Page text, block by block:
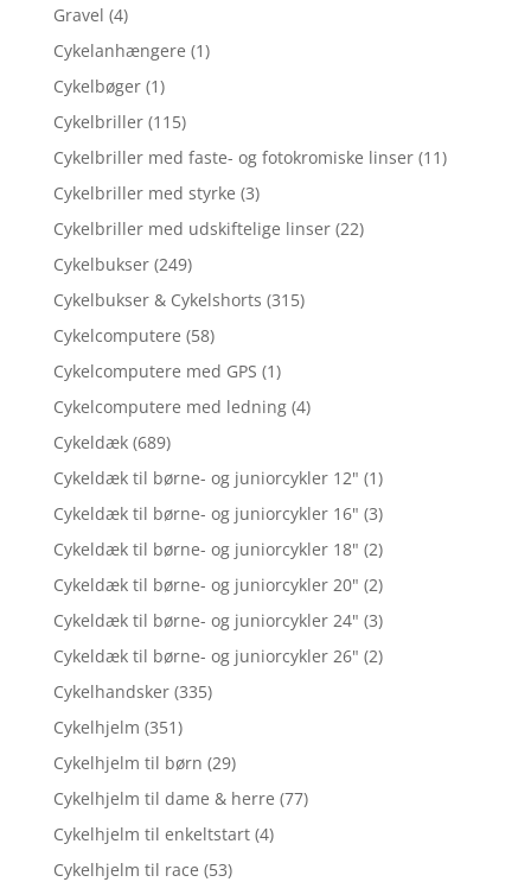
Gravel (4)
Cykelanhængere (1)
Cykelbøger (1)
Cykelbriller (115)
Cykelbriller med faste- og fotokromiske linser (11)
Cykelbriller med styrke (3)
Cykelbriller med udskiftelige linser (22)
Cykelbukser (249)
Cykelbukser & Cykelshorts (315)
Cykelcomputere (58)
Cykelcomputere med GPS (1)
Cykelcomputere med ledning (4)
Cykeldæk (689)
Cykeldæk til børne- og juniorcykler 12" (1)
Cykeldæk til børne- og juniorcykler 16" (3)
Cykeldæk til børne- og juniorcykler 18" (2)
Cykeldæk til børne- og juniorcykler 20" (2)
Cykeldæk til børne- og juniorcykler 24" (3)
Cykeldæk til børne- og juniorcykler 26" (2)
Cykelhandsker (335)
Cykelhjelm (351)
Cykelhjelm til børn (29)
Cykelhjelm til dame & herre (77)
Cykelhjelm til enkeltstart (4)
Cykelhjelm til race (53)